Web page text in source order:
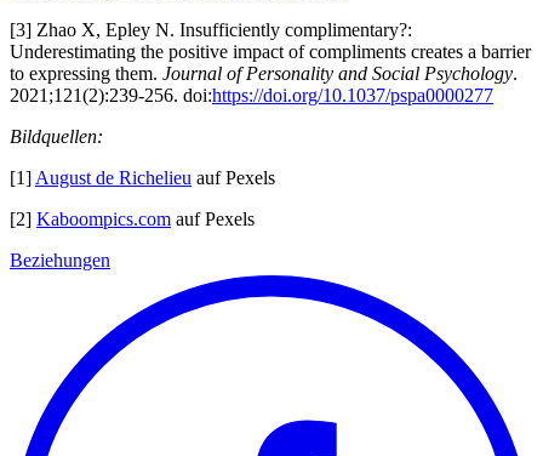
[3] Zhao X, Epley N. Insufficiently complimentary?:
Underestimating the positive impact of compliments creates a barrier
to expressing them. Journal of Personality and Social Psychology.
2021;121(2):239-256. doi:https://doi.org/10.1037/pspa0000277
Bildquellen:
[1] August de Richelieu auf Pexels
[2] Kaboompics.com auf Pexels
Beziehungen